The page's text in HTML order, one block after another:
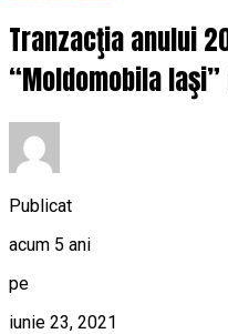
Tranzacţia anului
“Moldomobila Iaşi”
Publicat
acum 5 ani
pe
iunie 23, 2021